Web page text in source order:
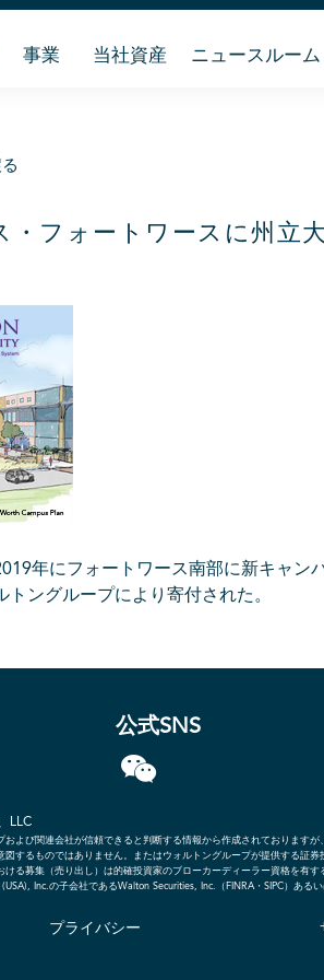
事業 当社資産 ニュースルーム
フォートワースに州立
年にフォートワース南部に新キャ
ングループにより寄付された。
公式SNS
LLC
よび関連会社が信頼できると判断する情報から作成されております
するものではありません。またはウォルトングループが提供する証
ける募集（売り出し）は的確投資家のブローカーディーラー資格を
Inc.の子会社であるWalton Securities, Inc.（FINRA・SIPC）ある
プライバシー